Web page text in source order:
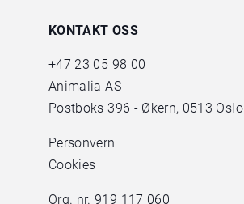
KONTAKT OSS
+47 23 05 98 00
Animalia AS
Postboks 396 - Økern, 0513 Oslo
Personvern
Cookies
Org. nr. 919 117 060